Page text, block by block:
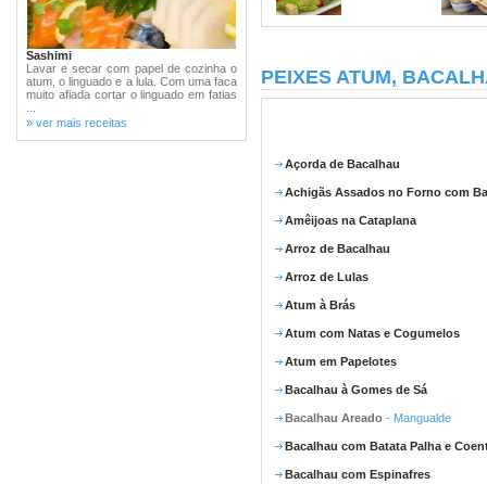
Sashimi
Lavar e secar com papel de cozinha o
atum, o linguado e a lula. Com uma faca
muito afiada cortar o linguado em fatias
» ver mais receitas
PEIXES ATUM,
Açorda de Bacalhau
Achigãs Assados no Forno com
Amêijoas na Cataplana
Arroz de Bacalhau
Arroz de Lulas
Atum à Brás
Atum com Natas e Cogumelos
Atum em Papelotes
Bacalhau à Gomes de Sá
Bacalhau Areado - Mangualde
Bacalhau com Batata Palha e
Bacalhau com Espinafres